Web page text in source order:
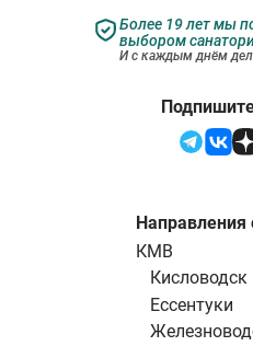
Более 19 лет мы
выбором
И с каждым днём
Направления
КМВ
Кисловодск
Ессентуки